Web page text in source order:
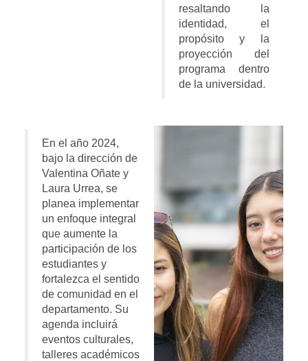
resaltando la
identidad, el
propósito y la
proyección del
programa dentro
de la universidad.
En el año 2024,
bajo la dirección de
Valentina Oñate y
Laura Urrea, se
planea implementar
un enfoque integral
que aumente la
participación de los
estudiantes y
fortalezca el sentido
de comunidad en el
departamento. Su
agenda incluirá
eventos culturales,
talleres académicos